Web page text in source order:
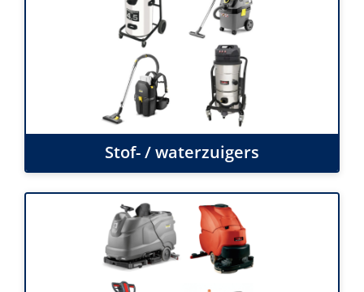
Stof- / waterzuigers